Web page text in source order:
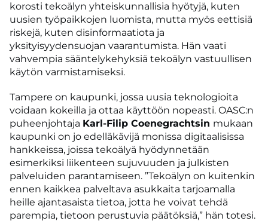
korosti tekoälyn yhteiskunnallisia hyötyjä, kuten
uusien työpaikkojen luomista, mutta myös eettisiä
riskejä, kuten disinformaatiota ja
yksityisyydensuojan vaarantumista. Hän vaati
vahvempia sääntelykehyksiä tekoälyn vastuullisen
käytön varmistamiseksi.
Tampere on kaupunki, jossa uusia teknologioita
voidaan kokeilla ja ottaa käyttöön nopeasti. OASC:n
puheenjohtaja Karl-Filip Coenegrachtsin mukaan
kaupunki on jo edelläkävijä monissa digitaalisissa
hankkeissa, joissa tekoälyä hyödynnetään
esimerkiksi liikenteen sujuvuuden ja julkisten
palveluiden parantamiseen. ”Tekoälyn on kuitenkin
ennen kaikkea palveltava asukkaita tarjoamalla
heille ajantasaista tietoa, jotta he voivat tehdä
parempia, tietoon perustuvia päätöksiä,” hän totesi.